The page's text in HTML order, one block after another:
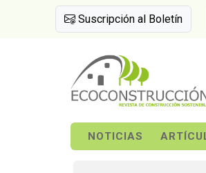
Suscripción al Boletín
NOTICIAS